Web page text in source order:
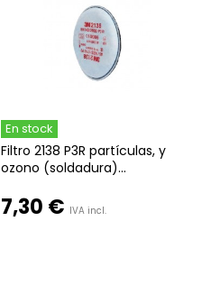
En stock
Filtro 2138 P3R partículas, y
ozono (soldadura)...
7,30 € IVA incl.